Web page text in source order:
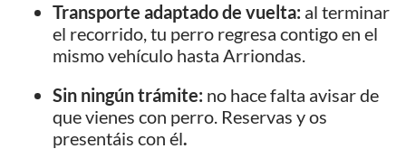
Transporte adaptado de vuelta: al terminar
el recorrido, tu perro regresa contigo en el
mismo vehículo hasta Arriondas.
Sin ningún trámite: no hace falta avisar de
que vienes con perro. Reservas y os
presentáis con él.